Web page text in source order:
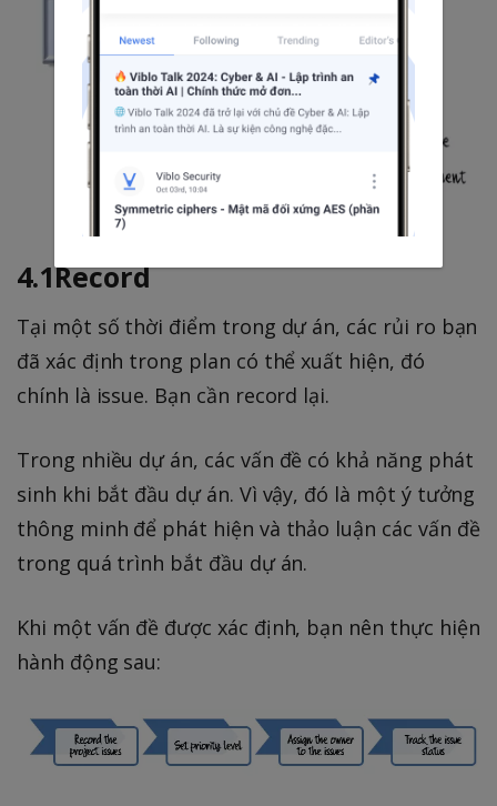
4.1Record
Tại một số thời điểm trong dự án, các rủi ro bạn
đã xác định trong plan có thể xuất hiện, đó
chính là issue. Bạn cần record lại.
Trong nhiều dự án, các vấn đề có khả năng phát
sinh khi bắt đầu dự án. Vì vậy, đó là một ý tưởng
thông minh để phát hiện và thảo luận các vấn đề
trong quá trình bắt đầu dự án.
Khi một vấn đề được xác định, bạn nên thực hiện
hành động sau: